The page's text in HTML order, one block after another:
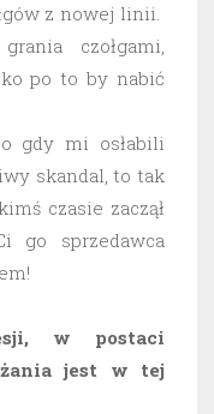
z nowej linii.
czołgami,
po to by nabić
gdy mi osłabili
skandal, to tak
czasie zaczął
go sprzedawca
w postaci
jest w tej